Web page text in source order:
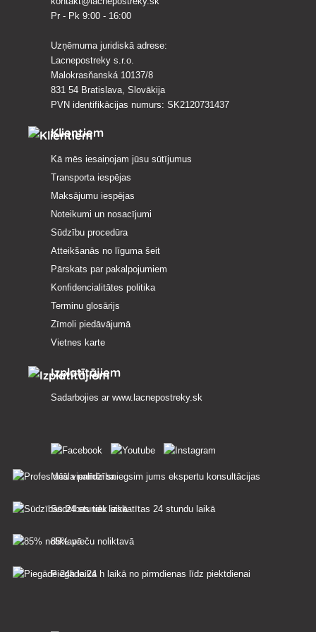
Pr - Pk 9:00 - 16:00
Uzņēmuma juridiskā adrese:
Lacnepostreky s.r.o.
Malokrasňanská 10137/8
831 54 Bratislava, Slovākija
PVN identifikācijas numurs: SK2120731437
Klientiem
Kā mēs iesaiņojam jūsu sūtījumus
Transporta iespējas
Maksājumu iespējas
Noteikumi un nosacījumi
Sūdzību procedūra
Atteikšanās no līguma šeit
Pārskats par pakalpojumiem
Konfidencialitātes politika
Terminu glosārijs
Zīmoli piedāvājumā
Vietnes karte
Izplatītājiem
Sadarbojies ar www.lacnepostreky.sk
Mēs vienmēr sniegsim jums ekspertu konsultācijas
Sūdzības tiek izskatītas 24 stundu laikā
85% preču noliktavā
Piegāde 24 h laikā no pirmdienas līdz piektdienai